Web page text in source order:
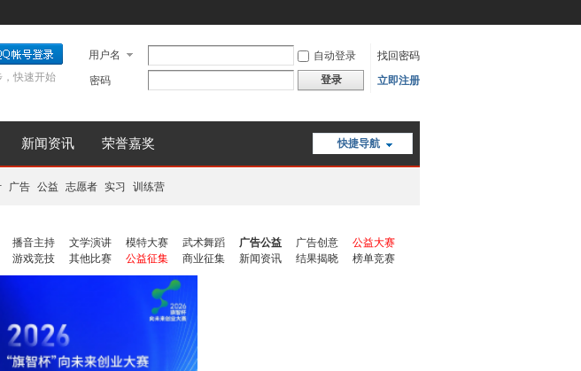
用户名 自动登录
找回密码
密码
登录 立即注册
，快速开始
快捷导航
新闻资讯 荣誉嘉奖
广告 公益 志愿者 实习 训练营
播音主持 文学演讲 模特大赛 武术舞蹈 广告公益 广告创意
公益大赛
游戏竞技 其他比赛 公益征集 商业征集 新闻资讯 结果揭晓 榜单竞赛